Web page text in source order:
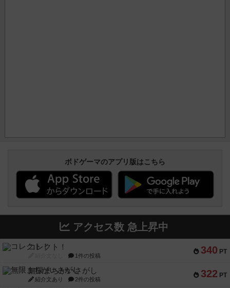
ボドゲーマのアプリ版はこちら
アクセス数 急上昇中
340 PT
コレクト！
1件の投稿
322 PT
無限まちがいさがし
紹介文あり 2件の投稿